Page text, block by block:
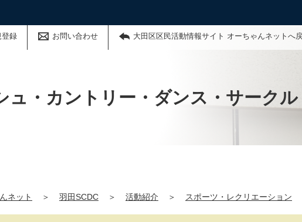
登録 お問い合わせ 大田区区民活動情報サイト オーちゃんネットへ
ュ・カントリー・ダンス・サークル
ネット ＞ 羽田SCDC ＞ 活動紹介 ＞ スポーツ・レクリエーション